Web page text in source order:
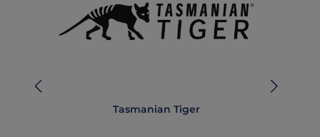
Tasmanian Tiger